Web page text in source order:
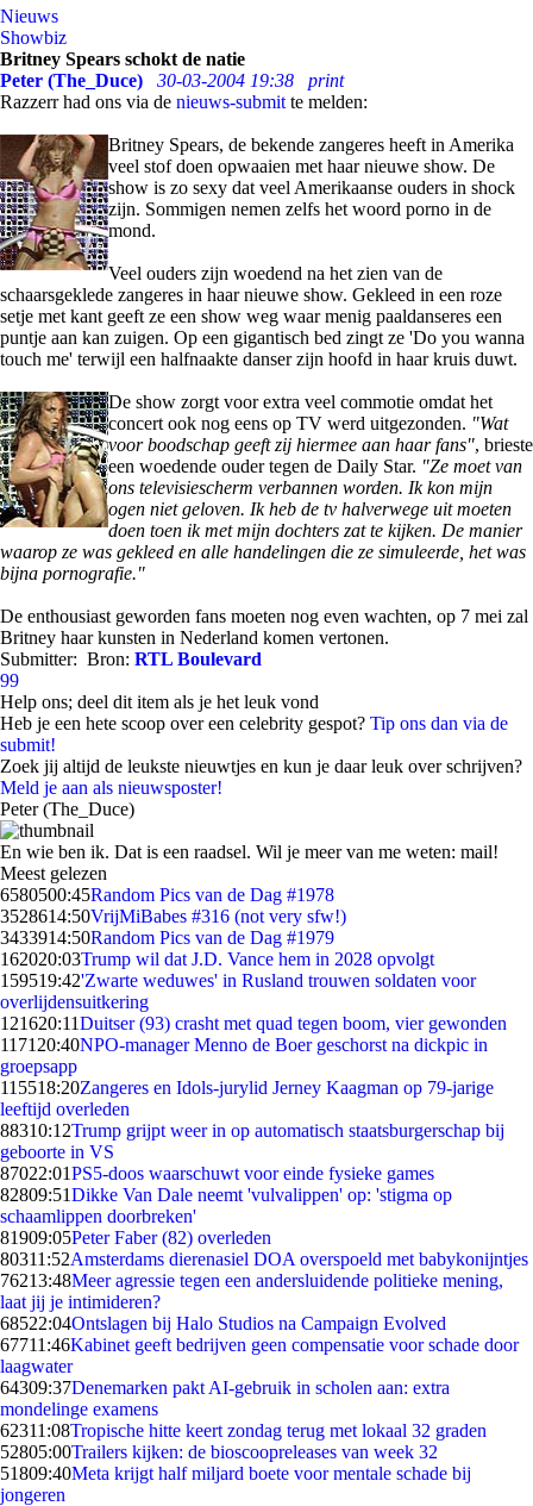
Nieuws
Showbiz
Britney Spears schokt de natie
Peter (The_Duce)
30-03-2004 19:38
print
Razzerr had ons via de nieuws-submit te melden:
Britney Spears, de bekende zangeres heeft in Amerika
veel stof doen opwaaien met haar nieuwe show. De
show is zo sexy dat veel Amerikaanse ouders in shock
zijn. Sommigen nemen zelfs het woord porno in de
mond.
Veel ouders zijn woedend na het zien van de
schaarsgeklede zangeres in haar nieuwe show. Gekleed in een roze
setje met kant geeft ze een show weg waar menig paaldanseres een
puntje aan kan zuigen. Op een gigantisch bed zingt ze 'Do you wanna
touch me' terwijl een halfnaakte danser zijn hoofd in haar kruis duwt.
De show zorgt voor extra veel commotie omdat het
concert ook nog eens op TV werd uitgezonden. "Wat
voor boodschap geeft zij hiermee aan haar fans", brieste
een woedende ouder tegen de Daily Star. "Ze moet van
ons televisiescherm verbannen worden. Ik kon mijn
ogen niet geloven. Ik heb de tv halverwege uit moeten
doen toen ik met mijn dochters zat te kijken. De manier
waarop ze was gekleed en alle handelingen die ze simuleerde, het was
bijna pornografie."
De enthousiast geworden fans moeten nog even wachten, op 7 mei zal
Britney haar kunsten in Nederland komen vertonen.
Submitter: Bron: RTL Boulevard
99
Help ons; deel dit item als je het leuk vond
Heb je een hete scoop over een celebrity gespot? Tip ons dan via de
submit!
Zoek jij altijd de leukste nieuwtjes en kun je daar leuk over schrijven?
Meld je aan als nieuwsposter!
Peter (The_Duce)
En wie ben ik. Dat is een raadsel. Wil je meer van me weten: mail!
Meest gelezen
6580500:45Random Pics van de Dag #1978
3528614:50VrijMiBabes #316 (not very sfw!)
3433914:50Random Pics van de Dag #1979
162020:03Trump wil dat J.D. Vance hem in 2028 opvolgt
159519:42'Zwarte weduwes' in Rusland trouwen soldaten voor
overlijdensuitkering
121620:11Duitser (93) crasht met quad tegen boom, vier gewonden
1171 20:40NPO-manager Menno de Boer geschorst na dickpic in
groepsapp
115518:20Zangeres en Idols-jurylid Jerney Kaagman op 79-jarige
leeftijd overleden
88310:12Trump grijpt weer in op automatisch staatsburgerschap bij
geboorte in VS
87022:01PS5-doos waarschuwt voor einde fysieke games
82809:51Dikke Van Dale neemt 'vulvalippen' op: 'stigma op
schaamlippen doorbreken'
81909:05Peter Faber (82) overleden
80311:52Amsterdams dierenasiel DOA overspoeld met babykonijntjes
76213:48Meer agressie tegen een andersluidende politieke mening,
laat jij je intimideren?
68522:04Ontslagen bij Halo Studios na Campaign Evolved
67711:46Kabinet geeft bedrijven geen compensatie voor schade door
laagwater
64309:37Denemarken pakt AI-gebruik in scholen aan: extra
mondelinge examens
62311:08Tropische hitte keert zondag terug met lokaal 32 graden
52805:00Trailers kijken: de bioscoopreleases van week 32
51809:40Meta krijgt half miljard boete voor mentale schade bij
jongeren